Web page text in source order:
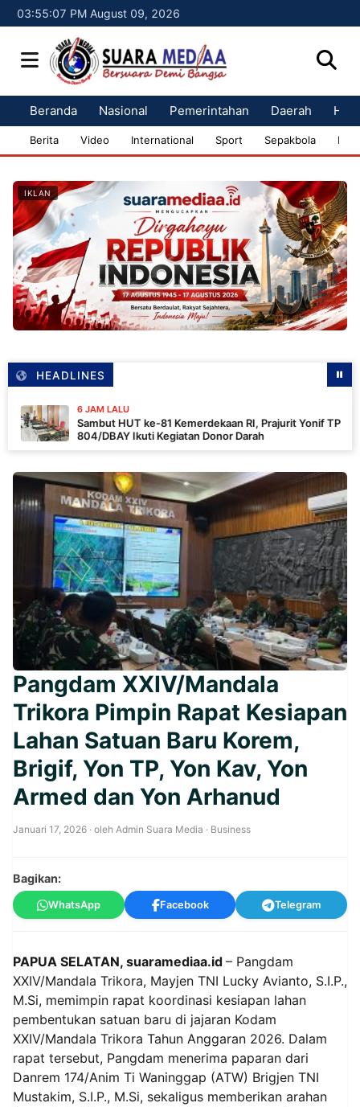
03:55:09 PM August 09, 2026
Beranda Nasional Pemerintahan Daerah
Berita Video International Sport Sepakbola
IKLAN
HEADLINES
6 JAM LALU
Sambut HUT ke-81 Kemerdekaan RI, Prajurit Yonif TP
804/DBAY Ikuti Kegiatan Donor Darah
Pangdam XXIV/Mandala
Trikora Pimpin Rapat Kesiapan
Lahan Satuan Baru Korem,
Brigif, Yon TP, Yon Kav, Yon
Armed dan Yon Arhanud
Januari 17, 2026 · oleh Admin Suara Media · Business
Bagikan:
WhatsApp Facebook Telegram
PAPUA SELATAN, suaramediaa.id – Pangdam
XXIV/Mandala Trikora, Mayjen TNI Lucky Avianto, S.I.P.,
M.Si, memimpin rapat koordinasi kesiapan lahan
pembentukan satuan baru di jajaran Kodam
XXIV/Mandala Trikora Tahun Anggaran 2026. Dalam
rapat tersebut, Pangdam menerima paparan dari
Danrem 174/Anim Ti Waninggap (ATW) Brigjen TNI
Mustakim, S.I.P., M.Si, sekaligus memberikan arahan